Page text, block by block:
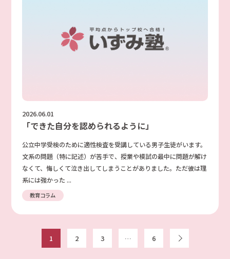
2026.06.01
「できた自分を認められるように」
公立中学受検のために適性検査を受講している男子生徒がいます。
文系の問題（特に記述）が苦手で、授業や模試の最中に問題が解け
なくて、悔しくて泣き出してしまうことがありました。ただ彼は理
系には強かった ...
教育コラム
1 2 3 … 6